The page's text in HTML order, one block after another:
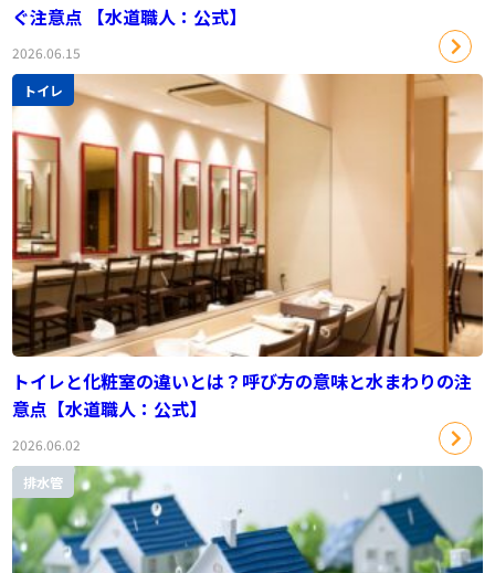
ぐ注意点 【水道職人：公式】
2026.06.15
トイレ
トイレと化粧室の違いとは？呼び方の意味と水まわりの注
意点【水道職人：公式】
2026.06.02
排水管